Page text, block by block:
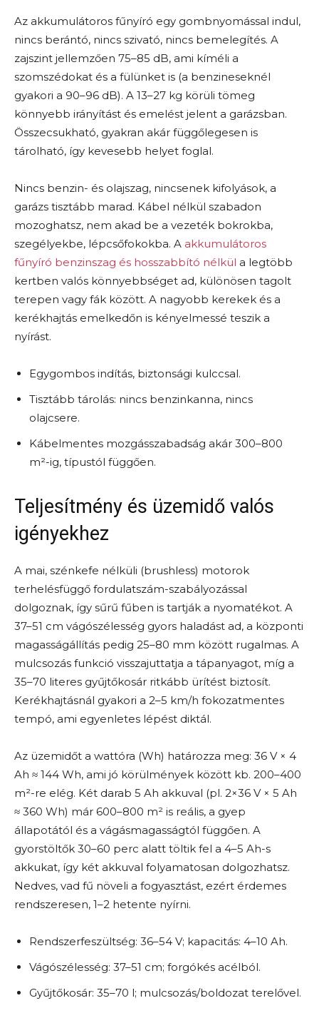
Az akkumulátoros fűnyíró egy gombnyomással indul,
nincs berántó, nincs szivató, nincs bemelegítés. A
zajszint jellemzően 75–85 dB, ami kíméli a
szomszédokat és a fülünket is (a benzineseknél
gyakori a 90–96 dB). A 13–27 kg körüli tömeg
könnyebb irányítást és emelést jelent a garázsban.
Összecsukható, gyakran akár függőlegesen is
tárolható, így kevesebb helyet foglal.
Nincs benzin- és olajszag, nincsenek kifolyások, a
garázs tisztább marad. Kábel nélkül szabadon
mozoghatsz, nem akad be a vezeték bokrokba,
szegélyekbe, lépcsőfokokba. A akkumulátoros
fűnyíró benzinszag és hosszabbító nélkül a legtöbb
kertben valós könnyebbséget ad, különösen tagolt
terepen vagy fák között. A nagyobb kerekek és a
kerékhajtás emelkedőn is kényelmessé teszik a
nyírást.
Egygombos indítás, biztonsági kulccsal.
Tisztább tárolás: nincs benzinkanna, nincs
olajcsere.
Kábelmentes mozgásszabadság akár 300–800
m²-ig, típustól függően.
Teljesítmény és üzemidő valós
igényekhez
A mai, szénkefe nélküli (brushless) motorok
terhelésfüggő fordulatszám-szabályozással
dolgoznak, így sűrű fűben is tartják a nyomatékot. A
37–51 cm vágószélesség gyors haladást ad, a központi
magasságállítás pedig 25–80 mm között rugalmas. A
mulcsozás funkció visszajuttatja a tápanyagot, míg a
35–70 literes gyűjtőkosár ritkább ürítést biztosít.
Kerékhajtásnál gyakori a 2–5 km/h fokozatmentes
tempó, ami egyenletes lépést diktál.
Az üzemidőt a wattóra (Wh) határozza meg: 36 V × 4
Ah ≈ 144 Wh, ami jó körülmények között kb. 200–400
m²-re elég. Két darab 5 Ah akkuval (pl. 2×36 V × 5 Ah
≈ 360 Wh) már 600–800 m² is reális, a gyep
állapotától és a vágásmagasságtól függően. A
gyorstöltők 30–60 perc alatt töltik fel a 4–5 Ah-s
akkukat, így két akkuval folyamatosan dolgozhatsz.
Nedves, vad fű növeli a fogyasztást, ezért érdemes
rendszeresen, 1–2 hetente nyírni.
Rendszerfeszültség: 36–54 V; kapacitás: 4–10 Ah.
Vágószélesség: 37–51 cm; forgókés acélból.
Gyűjtőkosár: 35–70 l; mulcsozás/boldozat terelővel.